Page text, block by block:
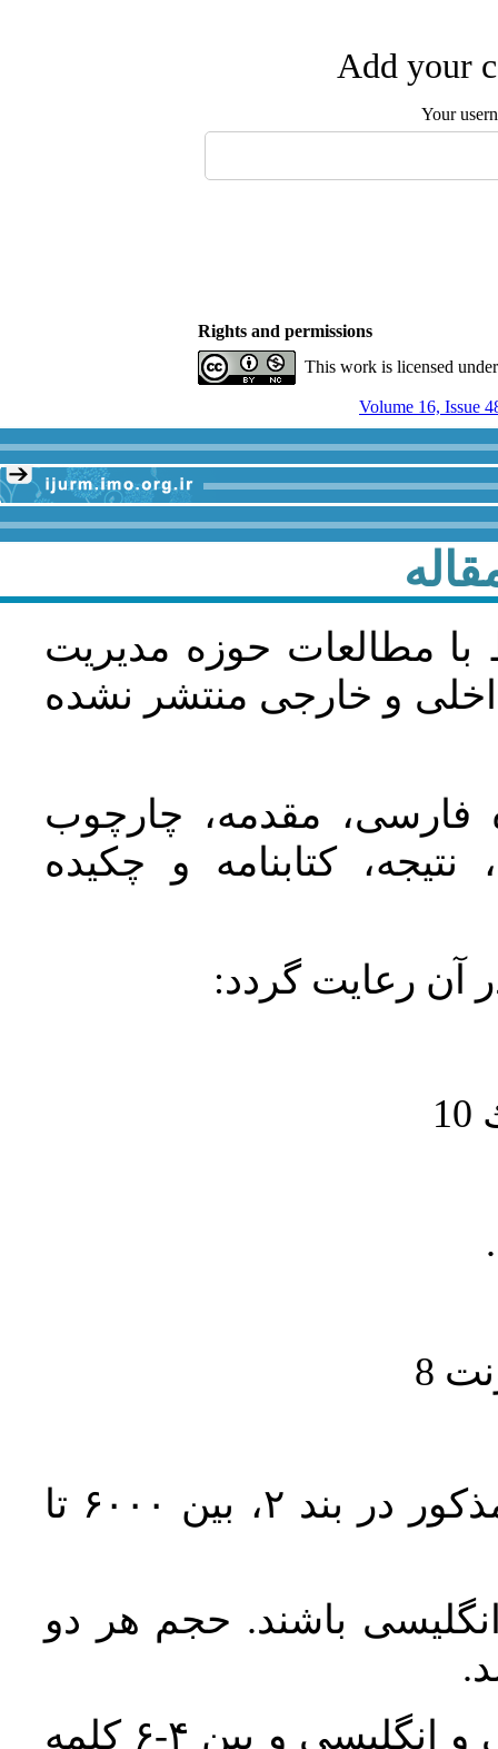
Add your
Your
Rights and permissions
This work is licensed
Volume 16, Issue
با مطالعات حوزه مديريت
و خارجی منتشر نشده
فارسی، مقدمه، چارچوب
کتابنامه و چکیده
آن رعايت گردد:
حجم کل مقاله با احتساب تمام بخش‌های مذکور در بند ۲، بین ۶۰۰۰ تا
باشند. حجم هر دو
واژگان کلیدی بلافاصله پس از چکیده فارسی و انگلیسی و بین ۴-۶ کلمه